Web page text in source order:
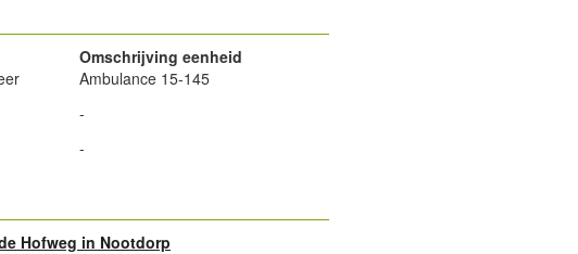
Omschrijving eenheid
Ambulance 15-145
-
-
Hofweg in Nootdorp